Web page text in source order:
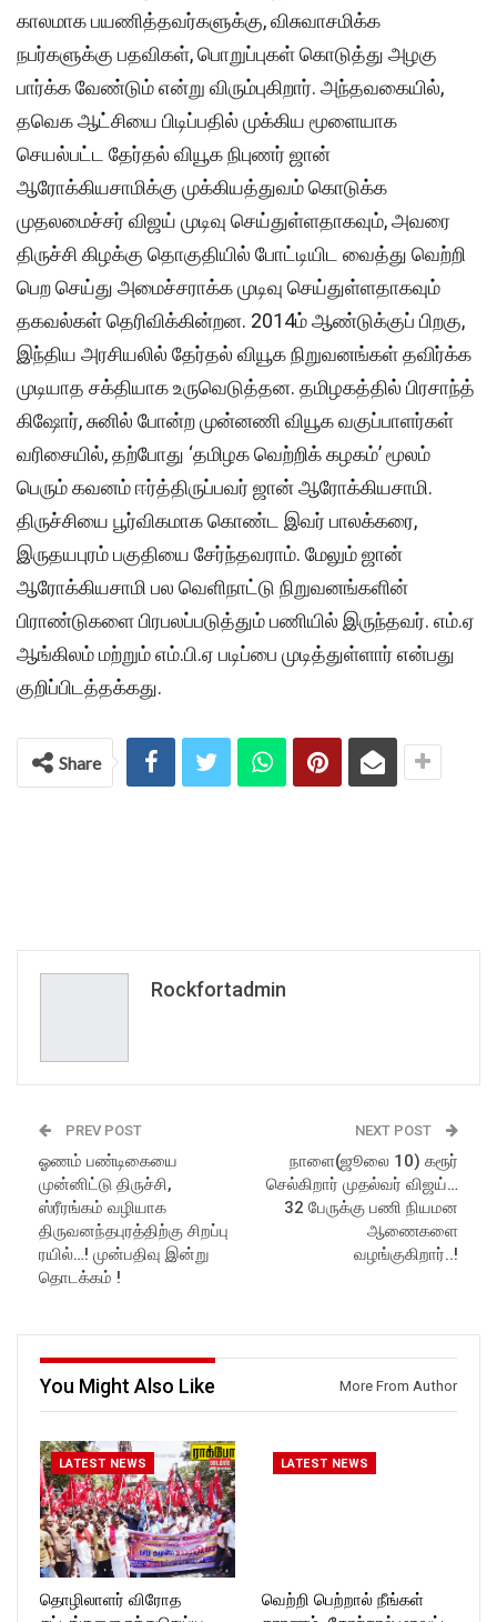
காலமாக பயணித்தவர்களுக்கு, விசுவாசமிக்க
நபர்களுக்கு பதவிகள், பொறுப்புகள் கொடுத்து அழகு
பார்க்க வேண்டும் என்று விரும்புகிறார். அந்தவகையில்,
தவெக ஆட்சியை பிடிப்பதில் முக்கிய மூளையாக
செயல்பட்ட தேர்தல் வியூக நிபுணர் ஜான்
ஆரோக்கியசாமிக்கு முக்கியத்துவம் கொடுக்க
முதலமைச்சர் விஜய் முடிவு செய்துள்ளதாகவும், அவரை
திருச்சி கிழக்கு தொகுதியில் போட்டியிட வைத்து வெற்றி
பெற செய்து அமைச்சராக்க முடிவு செய்துள்ளதாகவும்
தகவல்கள் தெரிவிக்கின்றன. 2014ம் ஆண்டுக்குப் பிறகு,
இந்திய அரசியலில் தேர்தல் வியூக நிறுவனங்கள் தவிர்க்க
முடியாத சக்தியாக உருவெடுத்தன. தமிழகத்தில் பிரசாந்த்
கிஷோர், சுனில் போன்ற முன்னணி வியூக வகுப்பாளர்கள்
வரிசையில், தற்போது ‘தமிழக வெற்றிக் கழகம்’ மூலம்
பெரும் கவனம் ஈர்த்திருப்பவர் ஜான் ஆரோக்கியசாமி.
திருச்சியை பூர்விகமாக கொண்ட இவர் பாலக்கரை,
இருதயபுரம் பகுதியை சேர்ந்தவராம். மேலும் ஜான்
ஆரோக்கியசாமி பல வெளிநாட்டு நிறுவனங்களின்
பிராண்டுகளை பிரபலப்படுத்தும் பணியில் இருந்தவர். எம்.ஏ
ஆங்கிலம் மற்றும் எம்.பி.ஏ படிப்பை முடித்துள்ளார் என்பது
குறிப்பிடத்தக்கது.
Share
Rockfortadmin
PREV POST
ஓணம் பண்டிகையை
முன்னிட்டு திருச்சி,
ஸ்ரீரங்கம் வழியாக
திருவனந்தபுரத்திற்கு சிறப்பு
ரயில்…! முன்பதிவு இன்று
தொடக்கம் !
NEXT POST
நாளை(ஜூலை 10) கரூர்
செல்கிறார் முதல்வர் விஜய்…
32 பேருக்கு பணி நியமன
ஆணைகளை
வழங்குகிறார்..!
You Might Also Like More From Author
LATEST NEWS
தொழிலாளர் விரோத
LATEST NEWS
வெற்றி பெற்றால் நீங்கள்